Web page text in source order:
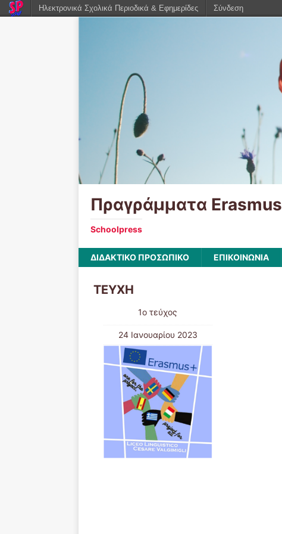
Πραγράμματα Erasmus
Schoolpress
ΔΙΔΑΚΤΙΚΟ ΠΡΟΣΩΠΙΚΟ ΕΠΙΚΟΙΝΩΝΙΑ
ΤΕΥΧΗ
1ο τεύχος
24 Ιανουαρίου 2023
Ηλεκτρονικά Σχολικά Περιοδικά & Εφημερίδες Σύνδεση